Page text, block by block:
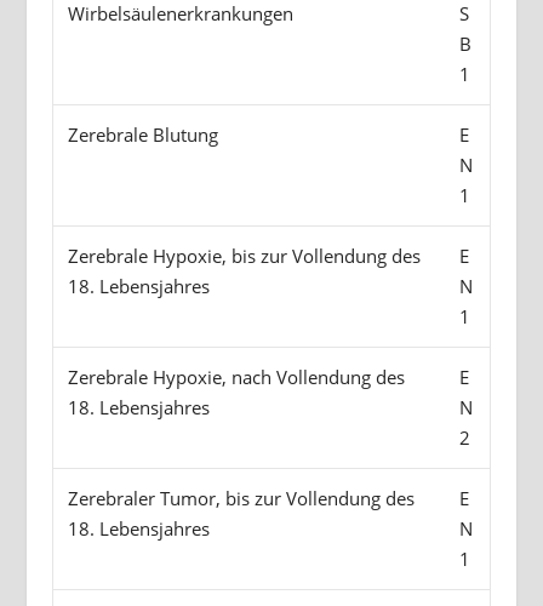
Wirbelsäulenerkrankungen
S
B
1
Zerebrale Blutung
E
N
1
Zerebrale Hypoxie, bis zur Vollendung des
18. Lebensjahres
E
N
1
Zerebrale Hypoxie, nach Vollendung des
18. Lebensjahres
E
N
2
Zerebraler Tumor, bis zur Vollendung des
18. Lebensjahres
E
N
1